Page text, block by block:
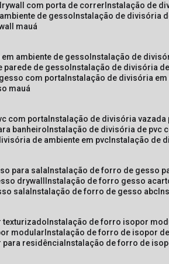
com porta de correr instalação de
de gesso instalação de divisória
mauá
ambiente de gesso instalação de
parede de gesso instalação de divisória
com porta instalação de divisória
mauá
com porta instalação de divisória vazada
banheiro instalação de divisória de pvc
de ambiente em pvc instalação de
para sala instalação de forro de gesso
drywall instalação de forro gesso
sala instalação de forro de gesso abc
texturizado instalação de forro isopor
modular instalação de forro de isopor
para residência instalação de forro de